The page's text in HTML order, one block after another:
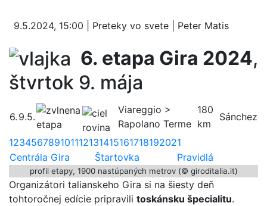
9.5.2024, 15:00 | Preteky vo svete | Peter Matis
6. etapa Gira 2024,
štvrtok 9. mája
6. 9.5.
Viareggio >
Rapolano Terme
180
km
Sánchez
123456789101112131415161718192021
Centrála Gira
Štartovka Pravidlá
profil etapy, 1900 nastúpaných metrov (© giroditalia.it)
Organizátori talianskeho Gira si na šiesty deň
tohtoročnej edície pripravili toskánsku špecialitu.